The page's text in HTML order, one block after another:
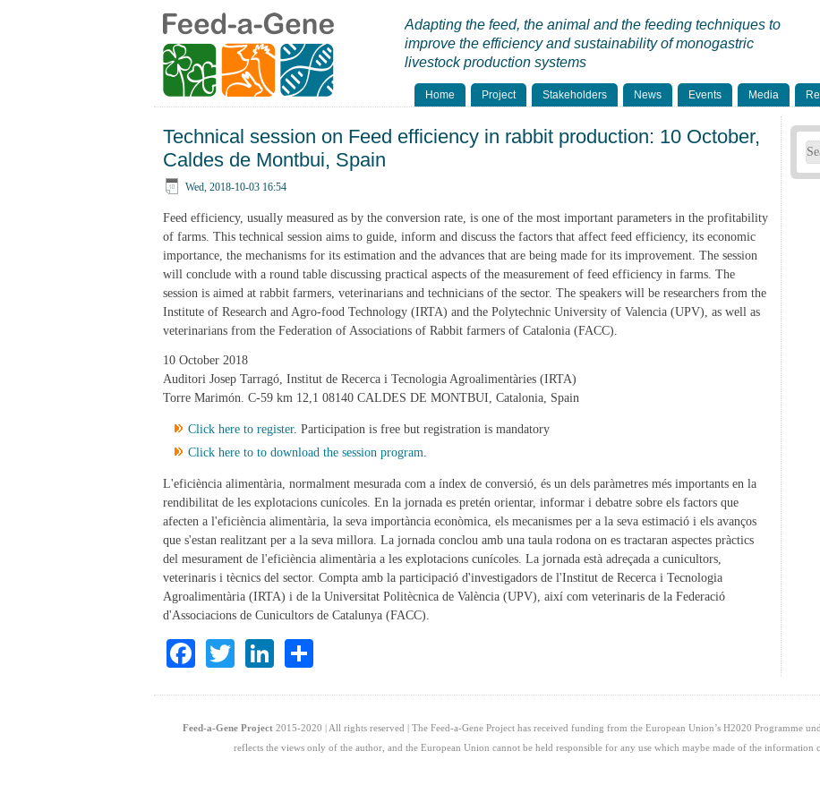
Adapting the feed, the animal and the feeding techniques to
improve the efficiency and sustainability of monogastric
livestock production systems
Home Project Stakeholders News Events Media
Technical session on Feed efficiency in rabbit production: 10 October,
Caldes de Montbui, Spain
Wed, 2018-10-03 16:54
Feed efficiency, usually measured as by the conversion rate, is one of the most important parameters in the profitability
of farms. This technical session aims to guide, inform and discuss the factors that affect feed efficiency, its economic
importance, the mechanisms for its estimation and the advances that are being made for its improvement. The session
will conclude with a round table discussing practical aspects of the measurement of feed efficiency in farms. The
session is aimed at rabbit farmers, veterinarians and technicians of the sector. The speakers will be researchers from the
Institute of Research and Agro-food Technology (IRTA) and the Polytechnic University of Valencia (UPV), as well as
veterinarians from the Federation of Associations of Rabbit farmers of Catalonia (FACC).
10 October 2018
Auditori Josep Tarragó, Institut de Recerca i Tecnologia Agroalimentàries (IRTA)
Torre Marimón. C-59 km 12,1 08140 CALDES DE MONTBUI, Catalonia, Spain
Click here to register. Participation is free but registration is mandatory
Click here to to download the session program.
L'eficiència alimentària, normalment mesurada com a índex de conversió, és un dels paràmetres més importants en la
rendibilitat de les explotacions cunícoles. En la jornada es pretén orientar, informar i debatre sobre els factors que
afecten a l'eficiència alimentària, la seva importància econòmica, els mecanismes per a la seva estimació i els avanços
que s'estan realitzant per a la seva millora. La jornada conclou amb una taula rodona on es tractaran aspectes pràctics
del mesurament de l'eficiència alimentària a les explotacions cunícoles. La jornada està adreçada a cunicultors,
veterinaris i tècnics del sector. Compta amb la participació d'investigadors de l'Institut de Recerca i Tecnologia
Agroalimentària (IRTA) i de la Universitat Politècnica de València (UPV), així com veterinaris de la Federació
d'Associacions de Cunicultors de Catalunya (FACC).
Facebook
TwitterLinkedIn
Feed-a-Gene Project 2015-2020 | All rights reserved | The Feed-a-Gene Project has received funding from the European Union’s H2020 Programme
reflects the views only of the author, and the European Union cannot be held responsible for any use which maybe made of the information